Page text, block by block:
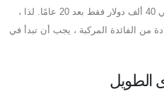
لمدة 10 سنوات ، فسيكون لديك حوالي 40 ألف دولار فقط بعد 20 عامًا. لذا ،
من الفائدة المركبة ، يجب أن تبدأ في
الطويل